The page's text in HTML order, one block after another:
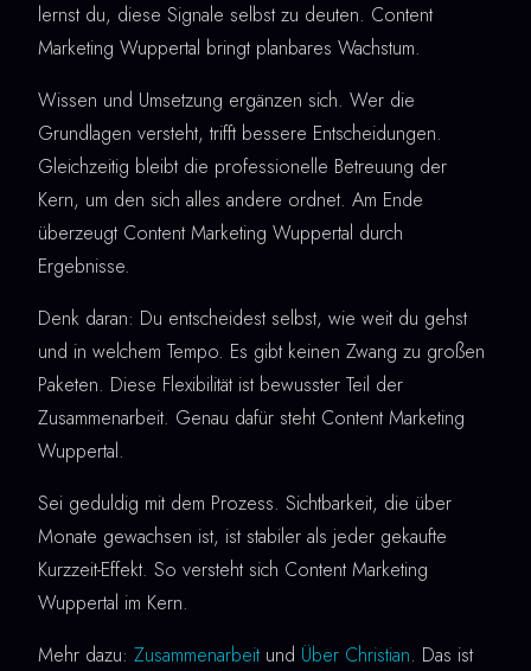
lernst du, diese Signale selbst zu deuten. Content
Marketing Wuppertal bringt planbares Wachstum.
Wissen und Umsetzung ergänzen sich. Wer die
Grundlagen versteht, trifft bessere Entscheidungen.
Gleichzeitig bleibt die professionelle Betreuung der
Kern, um den sich alles andere ordnet. Am Ende
überzeugt Content Marketing Wuppertal durch
Ergebnisse.
Denk daran: Du entscheidest selbst, wie weit du gehst
und in welchem Tempo. Es gibt keinen Zwang zu großen
Paketen. Diese Flexibilität ist bewusster Teil der
Zusammenarbeit. Genau dafür steht Content Marketing
Wuppertal.
Sei geduldig mit dem Prozess. Sichtbarkeit, die über
Monate gewachsen ist, ist stabiler als jeder gekaufte
Kurzzeit-Effekt. So versteht sich Content Marketing
Wuppertal im Kern.
Mehr dazu: Zusammenarbeit und Über Christian. Das ist